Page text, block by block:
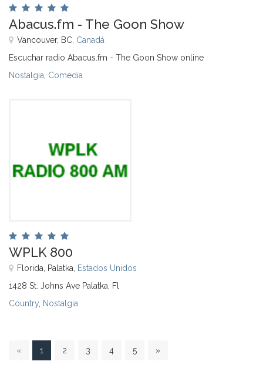
Abacus.fm - The Goon Show
Vancouver, BC, Canadá
Escuchar radio Abacus.fm - The Goon Show online
Nostalgia Comedia
WPLK 800
Florida, Palatka, Estados Unidos
1428 St. Johns Ave Palatka, Fl
Country Nostalgia
« 1 2 3 4 5 »